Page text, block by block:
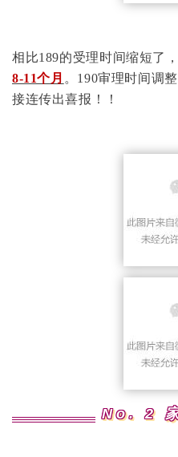
相比189的受理时间缩短了，
8-11个月 。 190审理时间调
接连传出喜报！！
No. 2